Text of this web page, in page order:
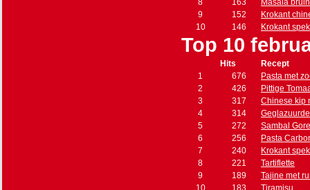
8
163
Masala
9
152
Krokant
10
146 Krokant
Top 10
Hits
Recept
1
676
Pasta met
2
426
Pittige
3
317
Chinese kip
4
314
5
272
Sambal
6
256
Pasta
7
240
Krokant
8
221
Tartiflette
9
189
Tajine met
10
183 Tiramisu